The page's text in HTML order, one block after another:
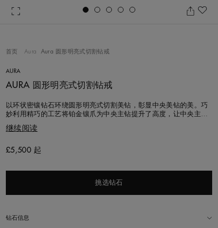
首页 Aura Aura 圆形明亮式切割钻戒
AURA
AURA 圆形明亮式切割钻戒
以环状密镶钻石环绕圆形明亮式切割美钻，彰显中央美钻的美。巧
妙利用精巧的工艺将铂金镶爪为中央主钻提升了高度，让中央主钻
指搭配。 专家精选切割比例优秀的美钻，充分展现出火光、生命力
中央钻石交相辉映，宛若
继续阅读
Original price
£5,500 起
挑选钻石
钻石信息